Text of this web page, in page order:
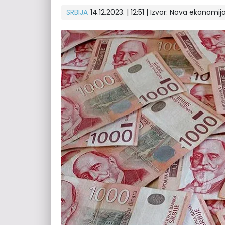
SRBIJA 14.12.2023. | 12:51 | Izvor: Nova